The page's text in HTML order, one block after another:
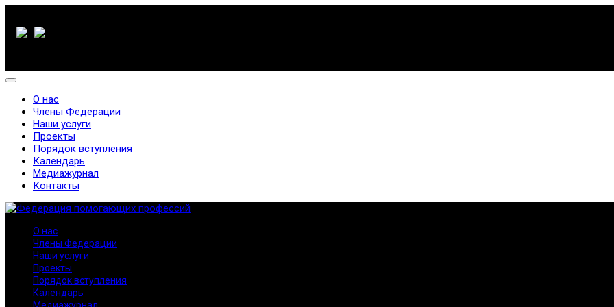
О нас
Члены Федерации
Наши услуги
Проекты
Порядок вступления
Календарь
Медиажурнал
Контакты
О нас
Члены Федерации
Наши услуги
Проекты
Порядок вступления
Календарь